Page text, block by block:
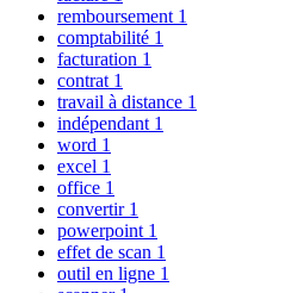
remboursement 1
comptabilité 1
facturation 1
contrat 1
travail à distance 1
indépendant 1
word 1
excel 1
office 1
convertir 1
powerpoint 1
effet de scan 1
outil en ligne 1